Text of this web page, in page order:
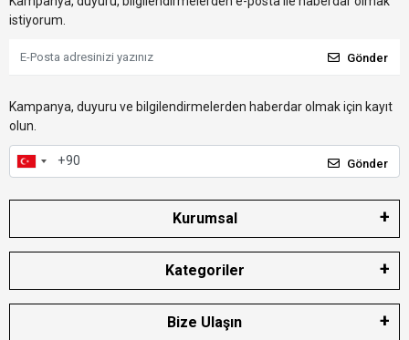
istiyorum.
Gönder
Kampanya, duyuru ve bilgilendirmelerden haberdar olmak için kayıt
olun.
Gönder
Kurumsal
Kategoriler
Bize Ulaşın